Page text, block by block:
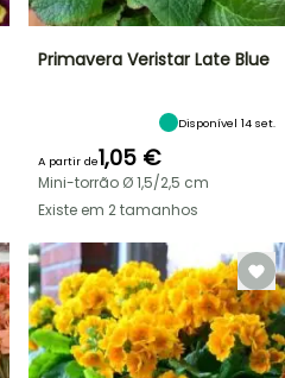
Primavera Veristar Late Blue
Disponível 14 set.
A partir de1,05 €
Mini-torrão Ø 1,5/2,5 cm
Existe em 2 tamanhos